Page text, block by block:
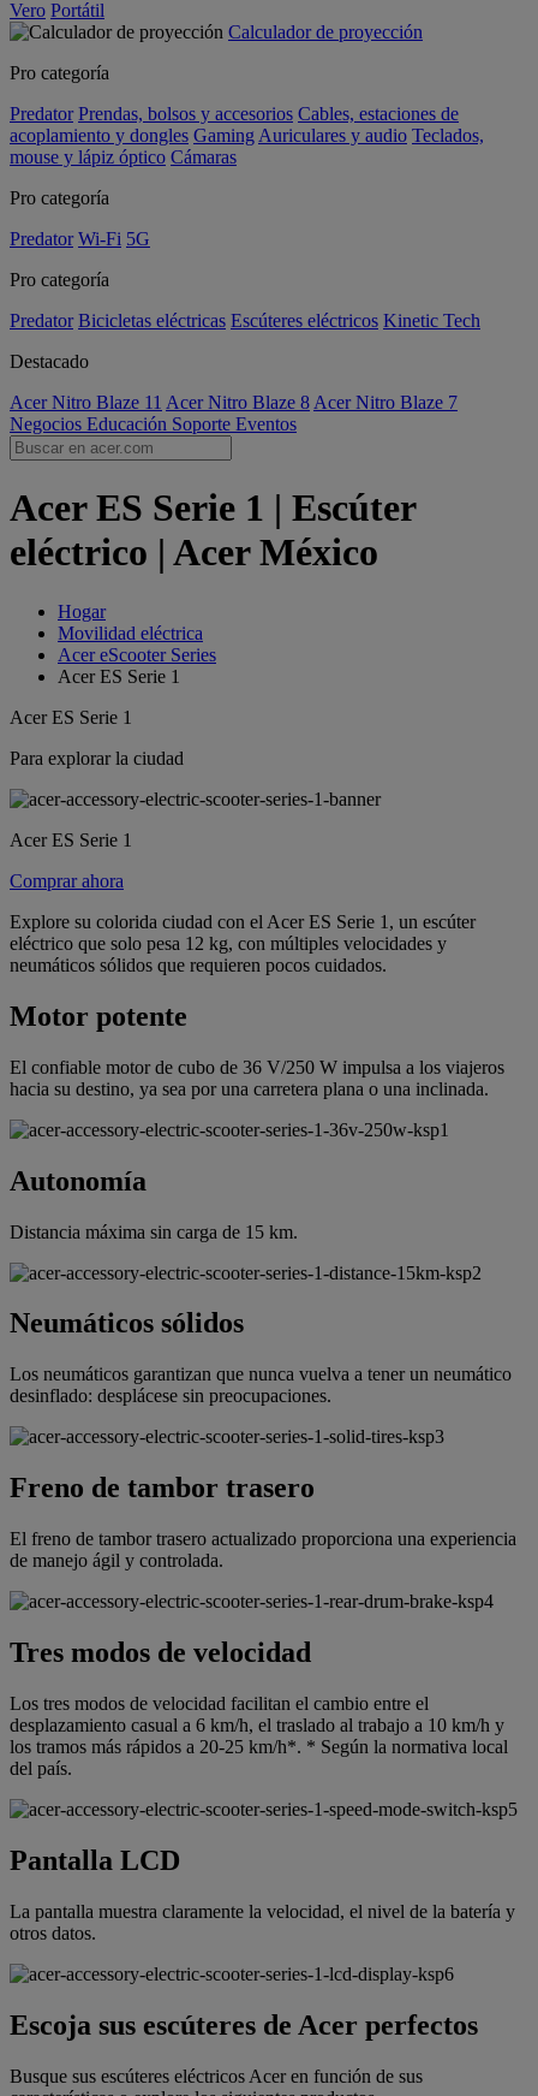
Vero Portátil
Calculador de proyección
Pro categoría
Predator Prendas, bolsos y accesorios Cables, estaciones de
acoplamiento y dongles Gaming Auriculares y audio Teclados,
mouse y lápiz óptico Cámaras
Pro categoría
Predator Wi-Fi 5G
Pro categoría
Predator Bicicletas eléctricas Escúteres eléctricos Kinetic Tech
Destacado
Acer Nitro Blaze 11 Acer Nitro Blaze 8 Acer Nitro Blaze 7
Negocios Educación Soporte Eventos
Acer ES Serie 1 | Escúter
eléctrico | Acer México
Hogar
Movilidad eléctrica
Acer eScooter Series
Acer ES Serie 1
Acer ES Serie 1
Para explorar la ciudad
Acer ES Serie 1
Comprar ahora
Explore su colorida ciudad con el Acer ES Serie 1, un escúter
eléctrico que solo pesa 12 kg, con múltiples velocidades y
neumáticos sólidos que requieren pocos cuidados.
Motor potente
El confiable motor de cubo de 36 V/250 W impulsa a los viajeros
hacia su destino, ya sea por una carretera plana o una inclinada.
Autonomía
Distancia máxima sin carga de 15 km.
Neumáticos sólidos
Los neumáticos garantizan que nunca vuelva a tener un neumático
desinflado: desplácese sin preocupaciones.
Freno de tambor trasero
El freno de tambor trasero actualizado proporciona una experiencia
de manejo ágil y controlada.
Tres modos de velocidad
Los tres modos de velocidad facilitan el cambio entre el
desplazamiento casual a 6 km/h, el traslado al trabajo a 10 km/h y
los tramos más rápidos a 20-25 km/h*. * Según la normativa local
del país.
Pantalla LCD
La pantalla muestra claramente la velocidad, el nivel de la batería y
otros datos.
Escoja sus escúteres de Acer perfectos
Busque sus escúteres eléctricos Acer en función de sus